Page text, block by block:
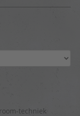
techniek